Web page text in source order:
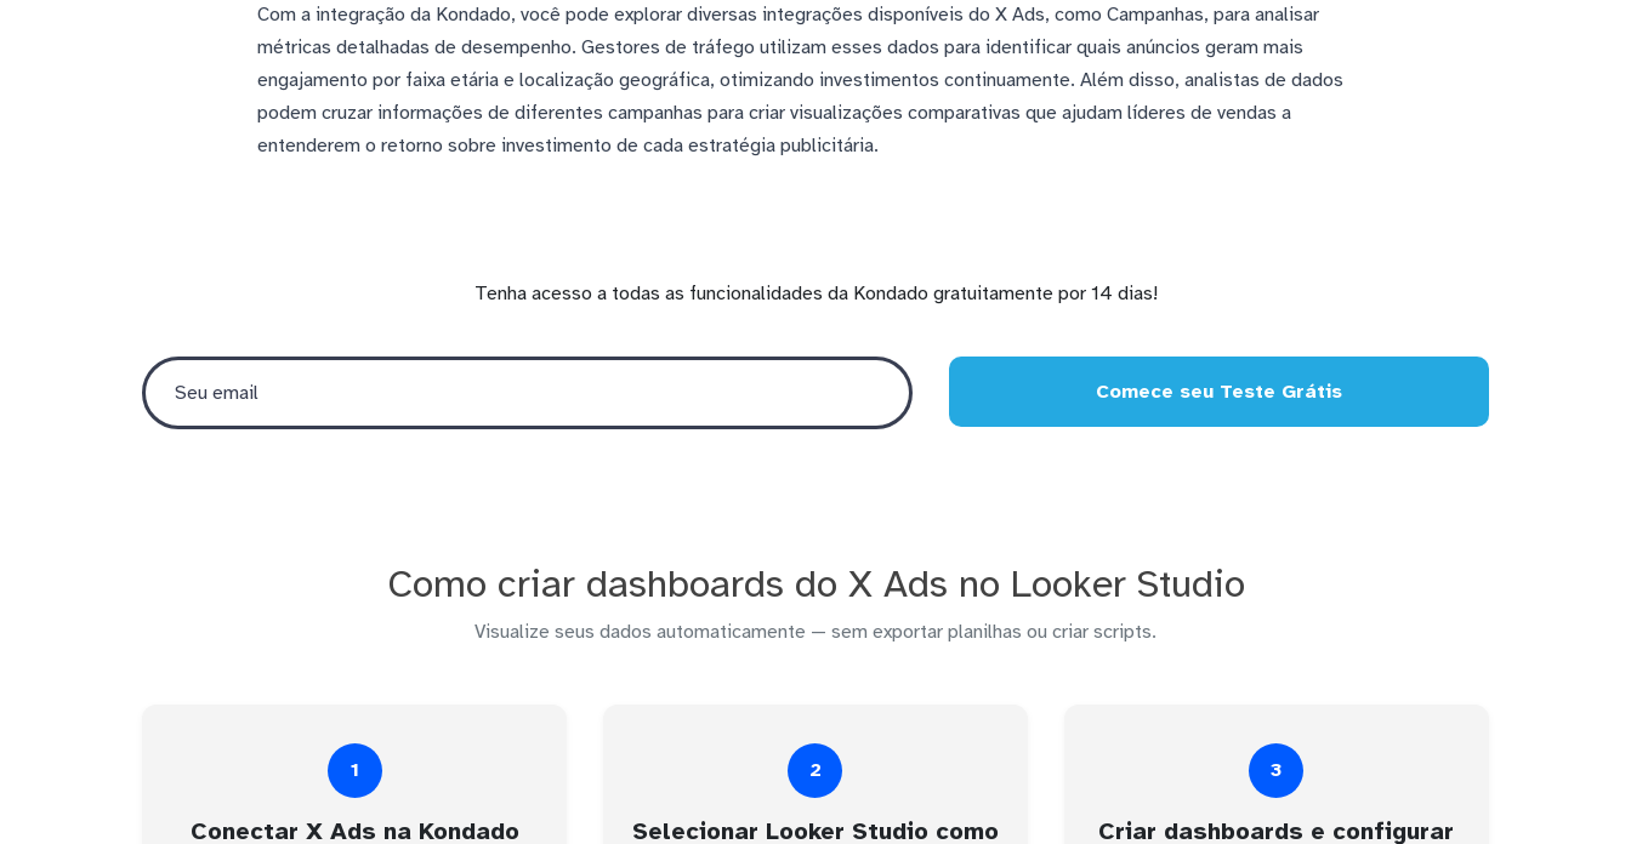
Com a integração da Kondado, você pode explorar diversas integrações disponíveis do X Ads, como Campanhas, para analisar
métricas detalhadas de desempenho. Gestores de tráfego utilizam esses dados para identificar quais anúncios geram mais
engajamento por faixa etária e localização geográfica, otimizando investimentos continuamente. Além disso, analistas de dados
podem cruzar informações de diferentes campanhas para criar visualizações comparativas que ajudam líderes de vendas a
entenderem o retorno sobre investimento de cada estratégia publicitária.
Tenha acesso a todas as funcionalidades da Kondado gratuitamente por 14 dias!
Comece seu Teste Grátis
Como criar dashboards do X Ads no Looker Studio
Visualize seus dados automaticamente — sem exportar planilhas ou criar scripts.
1
Conectar X Ads na Kondado
2
Selecionar Looker Studio como
3
Criar dashboards e configurar